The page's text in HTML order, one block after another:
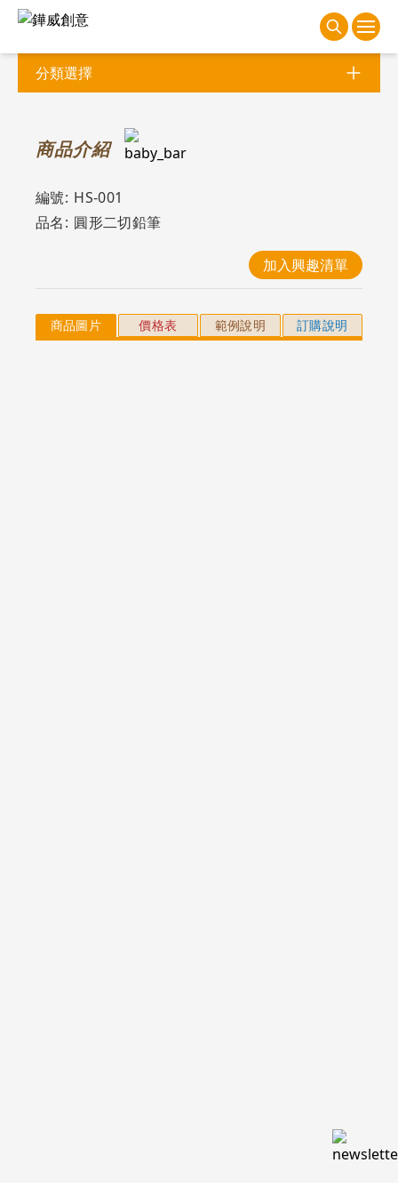
分類選擇
商品介紹
編號: HS-001
品名: 圓形二切鉛筆
加入興趣清單
商品圖片 價格表 範例說明 訂購說明